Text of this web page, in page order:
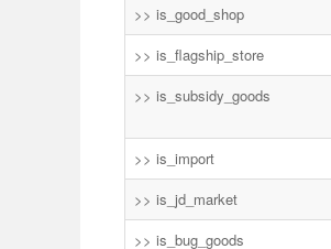
>> is_good_shop
>> is_flagship_store
>> is_subsidy_goods
>> is_import
>> is_jd_market
>> is_bug_goods